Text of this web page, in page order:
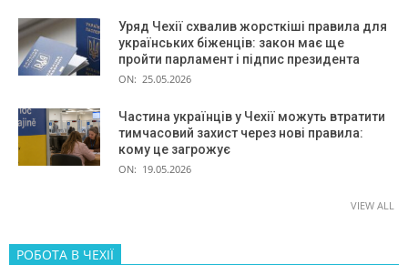
Уряд Чехії схвалив жорсткіші правила для
українських біженців: закон має ще
пройти парламент і підпис президента
ON: 25.05.2026
Частина українців у Чехії можуть втратити
тимчасовий захист через нові правила:
кому це загрожує
ON: 19.05.2026
VIEW ALL
РОБОТА В ЧЕХІЇ